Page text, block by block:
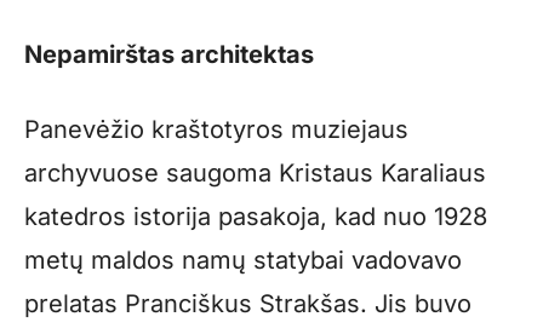
Nepamirštas architektas
Panevėžio kraštotyros muziejaus
archyvuose saugoma Kristaus Karaliaus
katedros istorija pasakoja, kad nuo 1928
metų maldos namų statybai vadovavo
prelatas Pranciškus Strakšas. Jis buvo